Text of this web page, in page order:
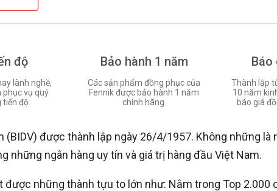
độ
lành nghề,
phục vụ quý
độ.
Bảo hành 1 năm
Các sản phẩm đồng phục của
Fennik được bảo hành 1 năm
chính hãng.
Báo
Thành lập
10 năm
báo giá
(BIDV) được thành lập ngày 26/4/1957. Không những là
những ngân hàng uy tín và giá trị hàng đầu Việt Nam.
được những thành tựu to lớn như: Nằm trong Top 2.000